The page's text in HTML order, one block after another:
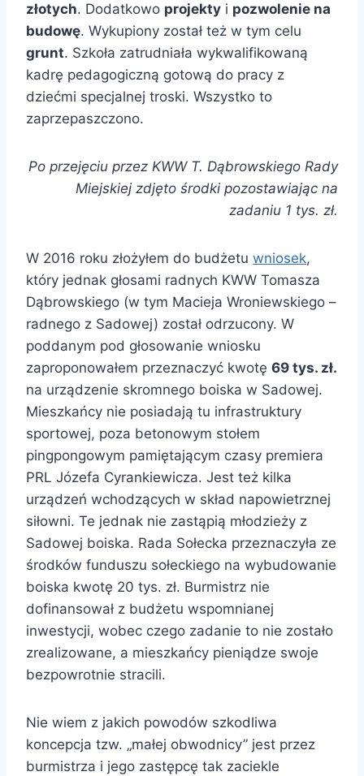
złotych. Dodatkowo projekty i pozwolenie na
budowę. Wykupiony został też w tym celu
grunt. Szkoła zatrudniała wykwalifikowaną
kadrę pedagogiczną gotową do pracy z
dziećmi specjalnej troski. Wszystko to
zaprzepaszczono.
Po przejęciu przez KWW T. Dąbrowskiego Rady
Miejskiej zdjęto środki pozostawiając na
zadaniu 1 tys. zł.
W 2016 roku złożyłem do budżetu wniosek,
który jednak głosami radnych KWW Tomasza
Dąbrowskiego (w tym Macieja Wroniewskiego –
radnego z Sadowej) został odrzucony. W
poddanym pod głosowanie wniosku
zaproponowałem przeznaczyć kwotę 69 tys. zł.
na urządzenie skromnego boiska w Sadowej.
Mieszkańcy nie posiadają tu infrastruktury
sportowej, poza betonowym stołem
pingpongowym pamiętającym czasy premiera
PRL Józefa Cyrankiewicza. Jest też kilka
urządzeń wchodzących w skład napowietrznej
siłowni. Te jednak nie zastąpią młodzieży z
Sadowej boiska. Rada Sołecka przeznaczyła ze
środków funduszu sołeckiego na wybudowanie
boiska kwotę 20 tys. zł. Burmistrz nie
dofinansował z budżetu wspomnianej
inwestycji, wobec czego zadanie to nie zostało
zrealizowane, a mieszkańcy pieniądze swoje
bezpowrotnie stracili.
Nie wiem z jakich powodów szkodliwa
koncepcja tzw. „małej obwodnicy” jest przez
burmistrza i jego zastępcę tak zaciekle